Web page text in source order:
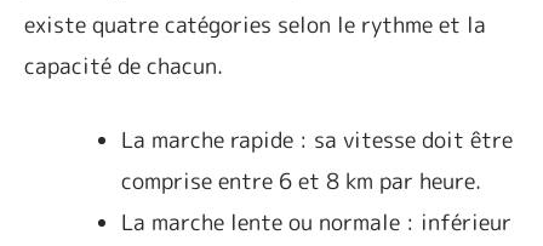
existe quatre catégories selon le rythme et la
capacité de chacun.
La marche rapide : sa vitesse doit être
comprise entre 6 et 8 km par heure.
La marche lente ou normale : inférieur